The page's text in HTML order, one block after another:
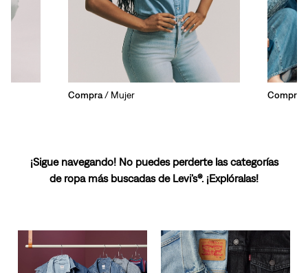
Compra/ Mujer Compra
¡Sigue navegando! No puedes perderte las categorías
de ropa más buscadas de Levi’s®. ¡Explóralas!